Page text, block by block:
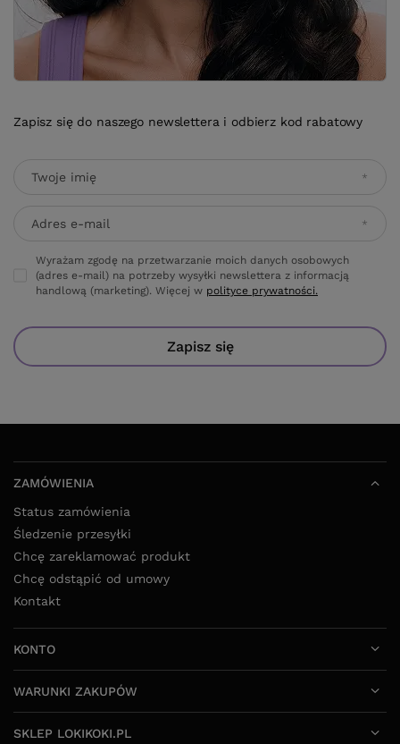
Zapisz się do naszego newslettera i odbierz kod rabatowy
Twoje imię
Adres e-mail
Wyrażam zgodę na przetwarzanie moich danych osobowych
(adres e-mail) na potrzeby wysyłki newslettera z informacją
handlową (marketing). Więcej w polityce prywatności.
Zapisz się
ZAMÓWIENIA
Status zamówienia
Śledzenie przesyłki
Chcę zareklamować produkt
Chcę odstąpić od umowy
Kontakt
KONTO
WARUNKI ZAKUPÓW
SKLEP LOKIKOKI.PL